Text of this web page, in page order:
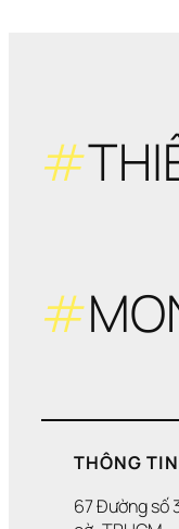
#
#
THÔNG TIN
67 Đường số